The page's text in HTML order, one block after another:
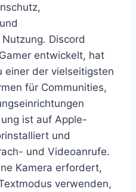
Discord
entwickelt, hat
einer der vielseitigsten
für Communities,
ist auf Apple-
und
und Videoanrufe.
Kamera erfordert,
verwenden,